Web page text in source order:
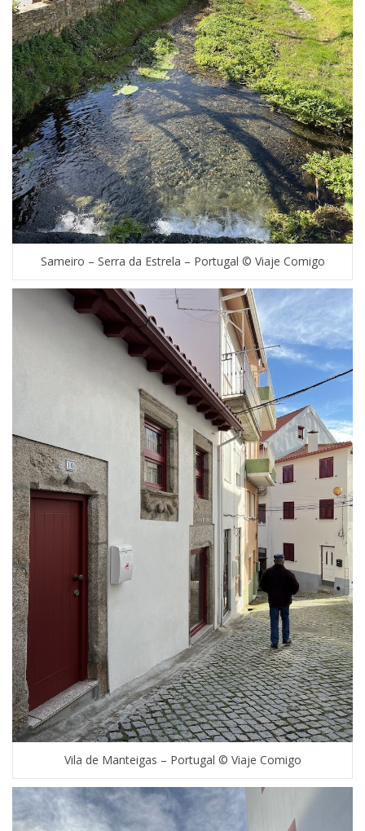
Sameiro – Serra da Estrela – Portugal © Viaje Comigo
Vila de Manteigas – Portugal © Viaje Comigo